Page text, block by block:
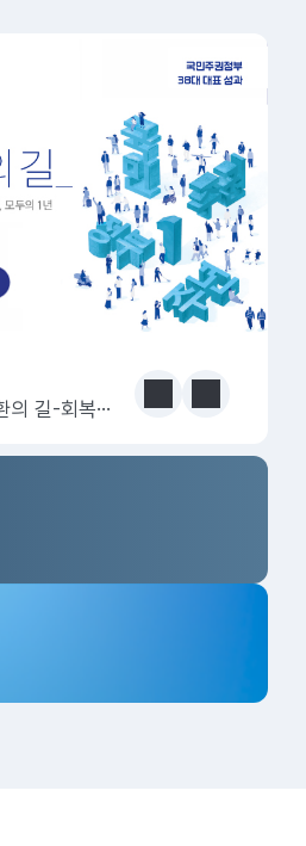
국민이 만든 대전환의 길-회복과 도약, 모두의 1년 이전 다음